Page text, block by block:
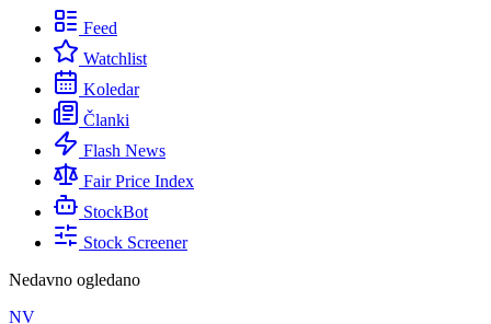
Feed
Watchlist
Koledar
Članki
Flash News
Fair Price Index
StockBot
Stock Screener
Nedavno ogledano
NV